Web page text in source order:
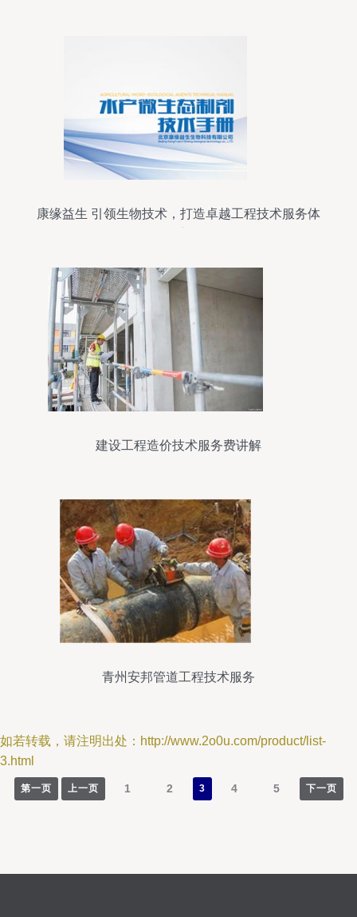
康缘益生 引领生物技术，打造卓越工程技术服务体
建设工程造价技术服务费讲解
青州安邦管道工程技术服务
如若转载，请注明出处：http://www.2o0u.com/product/list-
3.html
第一页 上一页 1 2 3 4 5 下一页